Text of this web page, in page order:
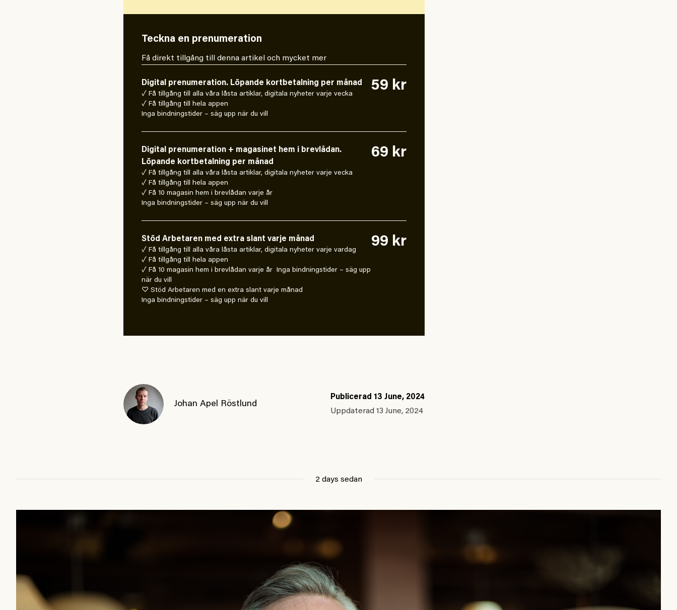
Teckna en prenumeration
Få direkt tillgång till denna artikel och mycket mer
Digital prenumeration. Löpande kortbetalning per månad
✓ Få tillgång till alla våra låsta artiklar, digitala nyheter varje vecka
✓ Få tillgång till hela appen
Inga bindningstider – säg upp när du vill
59 kr
Digital prenumeration + magasinet hem i brevlådan.
Löpande kortbetalning per månad
✓ Få tillgång till alla våra låsta artiklar, digitala nyheter varje vecka
✓ Få tillgång till hela appen
✓ Få 10 magasin hem i brevlådan varje år
Inga bindningstider – säg upp när du vill
69 kr
Stöd Arbetaren med extra slant varje månad
✓ Få tillgång till alla våra låsta artiklar, digitala nyheter varje vardag
✓ Få tillgång till hela appen
✓ Få 10 magasin hem i brevlådan varje år Inga bindningstider – säg upp
när du vill
♡ Stöd Arbetaren med en extra slant varje månad
Inga bindningstider – säg upp när du vill
99 kr
Johan Apel Röstlund
Publicerad 13 June, 2024
Uppdaterad 13 June, 2024
2 days sedan